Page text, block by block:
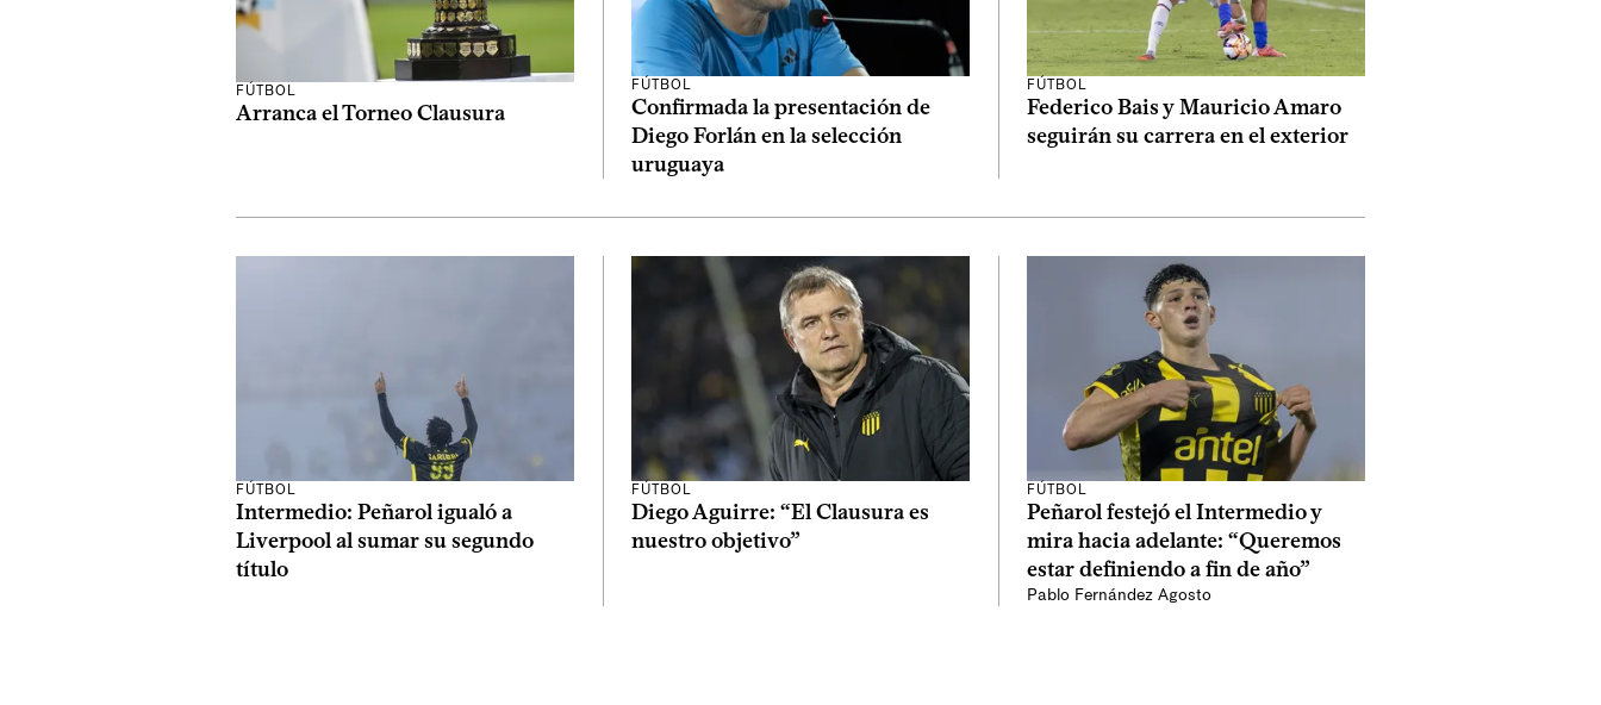
FÚTBOL
Arranca el Torneo Clausura
FÚTBOL
Confirmada la presentación de
Diego Forlán en la selección
uruguaya
FÚTBOL
Federico Bais y Mauricio Amaro
seguirán su carrera en el exterior
FÚTBOL
Intermedio: Peñarol igualó a
Liverpool al sumar su segundo
título
FÚTBOL
Diego Aguirre: “El Clausura es
nuestro objetivo”
FÚTBOL
Peñarol festejó el Intermedio y
mira hacia adelante: “Queremos
estar definiendo a fin de año”
Pablo Fernández Agosto